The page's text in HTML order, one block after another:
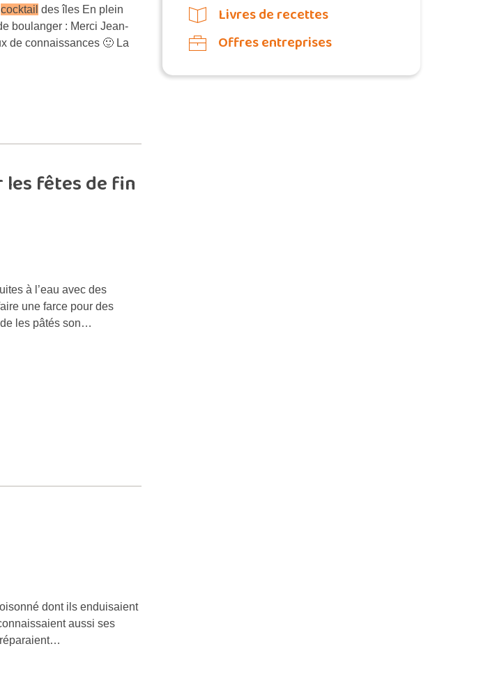
cocktail des îles En plein
boulanger : Merci Jean-
de connaissances 🙂 La
les fêtes de fin
à l’eau avec des
une farce pour des
les pâtés son…
dont ils enduisaient
aussi ses
Livres de recettes
Offres entreprises